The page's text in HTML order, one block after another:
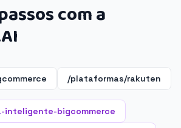
com a
/plataformas/rakuten
inteligente-bigcommerce